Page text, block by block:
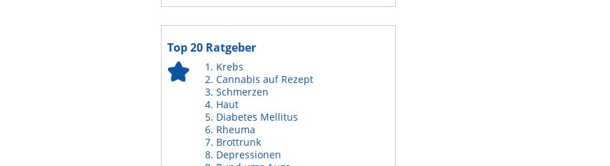
Top 20 Ratgeber
Krebs
Cannabis auf Rezept
Schmerzen
Haut
Diabetes Mellitus
Rheuma
Brottrunk
Depressionen